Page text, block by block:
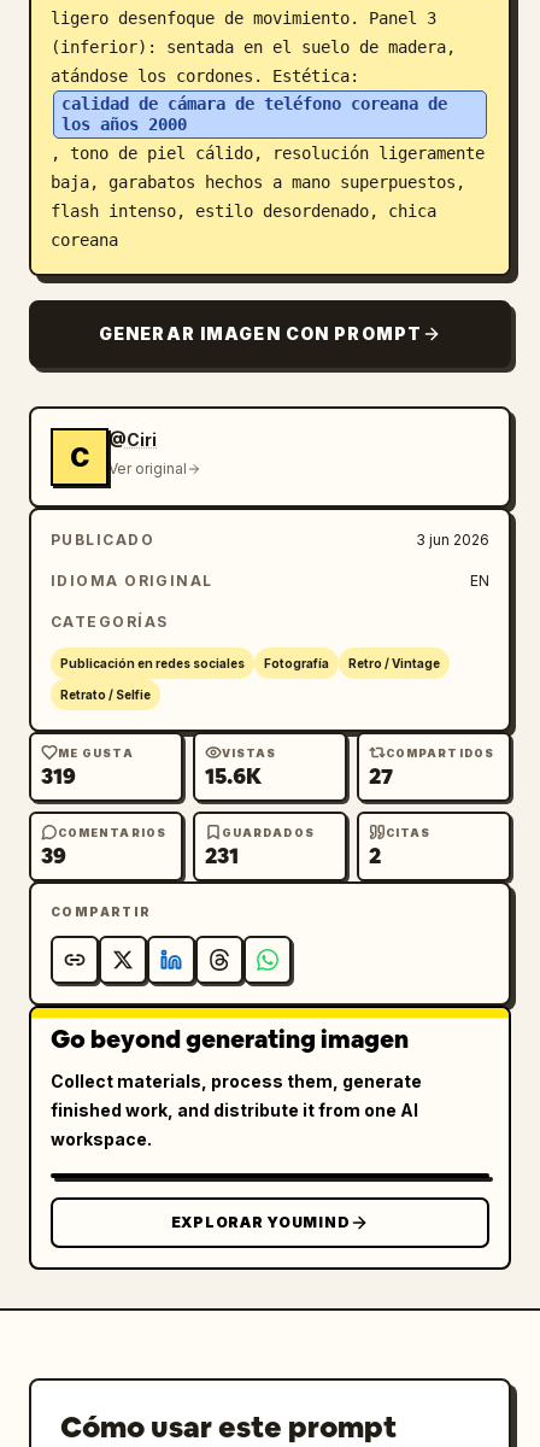
ligero desenfoque de movimiento. Panel 3
(inferior): sentada en el suelo de madera,
atándose los cordones. Estética:
calidad de cámara de teléfono coreana de
los años 2000
, tono de piel cálido, resolución ligeramente
baja, garabatos hechos a mano superpuestos,
flash intenso, estilo desordenado, chica
coreana
GENERAR IMAGEN CON PROMPT
C
@Ciri
Ver original
PUBLICADO 3 jun 2026
IDIOMA ORIGINAL EN
CATEGORÍAS
Publicación en redes sociales Fotografía Retro / Vintage
Retrato / Selfie
ME GUSTA
319
VISTAS
15.6K
COMPARTIDOS
27
COMENTARIOS
39
GUARDADOS
231
CITAS
2
COMPARTIR
Go beyond generating imagen
Collect materials, process them, generate
finished work, and distribute it from one AI
workspace.
EXPLORAR YOUMIND
Cómo usar este prompt